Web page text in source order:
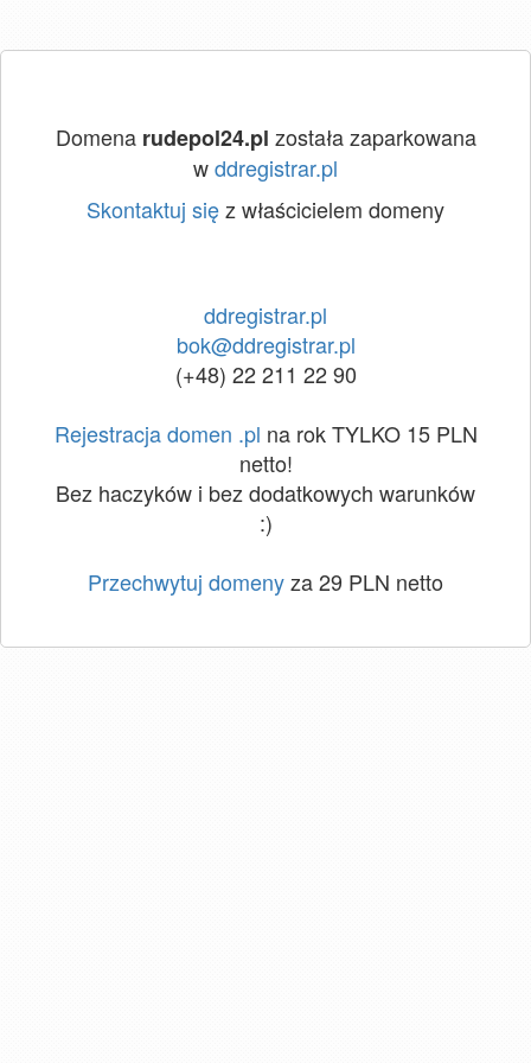
Domena rudepol24.pl została zaparkowana
wddregistrar.pl
Skontaktuj sięz właścicielem domeny
ddregistrar.pl
bok@ddregistrar.pl
(+48) 22 211 22 90
Rejestracja domen .pl na rok TYLKO 15 PLN
netto!
Bez haczyków i bez dodatkowych warunków
:)
Przechwytuj domenyza 29 PLN netto